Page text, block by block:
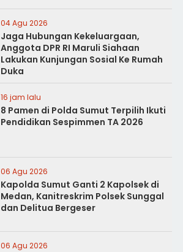
04 Agu 2026
Jaga Hubungan Kekeluargaan,
Anggota DPR RI Maruli Siahaan
Lakukan Kunjungan Sosial Ke Rumah
Duka
16 jam lalu
8 Pamen di Polda Sumut Terpilih Ikuti
Pendidikan Sespimmen TA 2026
06 Agu 2026
Kapolda Sumut Ganti 2 Kapolsek di
Medan, Kanitreskrim Polsek Sunggal
dan Delitua Bergeser
06 Agu 2026